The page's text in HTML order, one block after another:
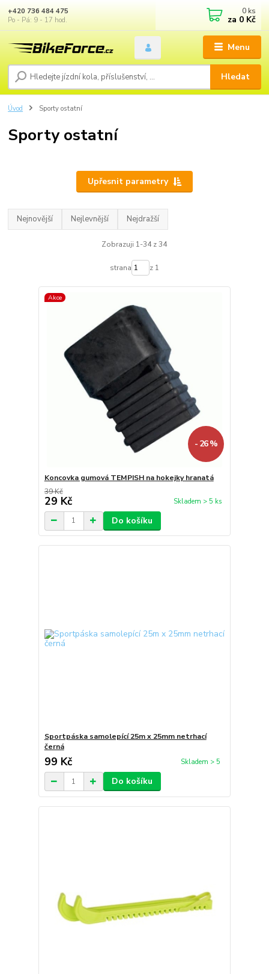
Menu
Hledat
+420 736 484 475
Po - Pá: 9 - 17 hod.
0 ks
za 0 Kč
Úvod Sporty ostatní
Sporty ostatní
Upřesnit parametry
Nejnovější Nejlevnější Nejdražší
Zobrazuji 1-34 z 34
strana z 1
Akce
- 26 %
Koncovka gumová TEMPISH na hokejky hranatá
39 Kč
29 Kč Skladem > 5 ks
Do košíku
Sportpáska samolepící 25m x 25mm netrhací
černá
99 Kč Skladem > 5
Do košíku